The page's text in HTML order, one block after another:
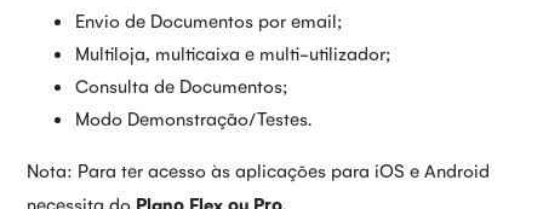
Envio de Documentos por email;
Multiloja, multicaixa e multi-utilizador;
Consulta de Documentos;
Modo Demonstração/Testes.
Nota: Para ter acesso às aplicações para iOS e Android
necessita do Plano Flex ou Pro.